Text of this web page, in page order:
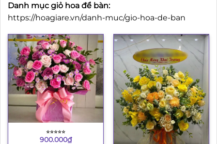
Danh mục giỏ hoa để bàn:
https://hoagiare.vn/danh-muc/gio-hoa-de-ban
⭐︎⭐︎⭐︎⭐︎⭐︎
900.000₫